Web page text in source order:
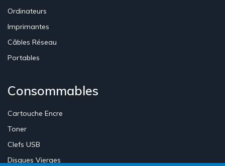
Ordinateurs
Imprimantes
Câbles Réseau
Portables
Consommables
Cartouche Encre
Toner
Clefs USB
Disques Vierges